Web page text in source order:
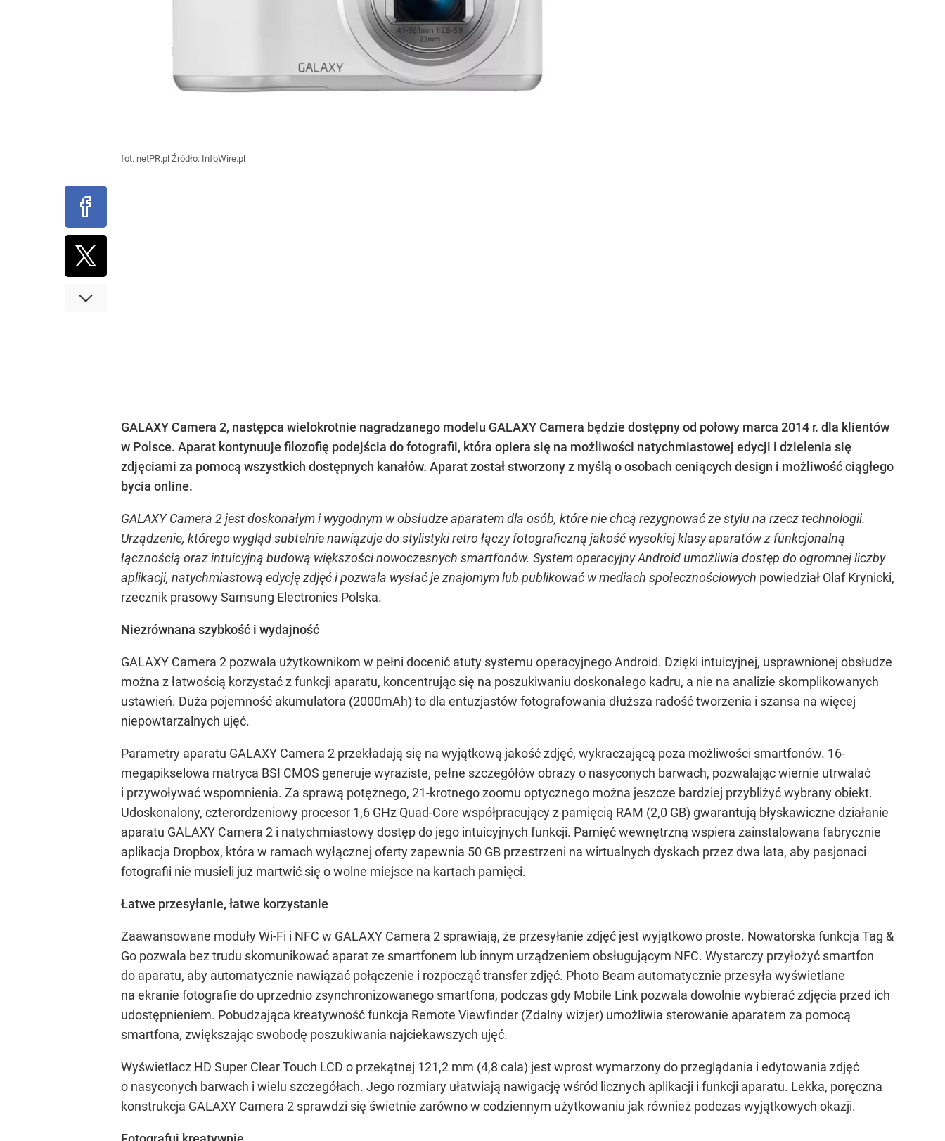
fot. netPR.pl Źródło: InfoWire.pl
GALAXY Camera 2, następca wielokrotnie nagradzanego modelu GALAXY Camera będzie dostępny od połowy marca 2014 r. dla klientów
w Polsce. Aparat kontynuuje filozofię podejścia do fotografii, która opiera się na możliwości natychmiastowej edycji i dzielenia się
zdjęciami za pomocą wszystkich dostępnych kanałów. Aparat został stworzony z myślą o osobach ceniących design i możliwość ciągłego
bycia online.
GALAXY Camera 2 jest doskonałym i wygodnym w obsłudze aparatem dla osób, które nie chcą rezygnować ze stylu na rzecz technologii.
Urządzenie, którego wygląd subtelnie nawiązuje do stylistyki retro łączy fotograficzną jakość wysokiej klasy aparatów z funkcjonalną
łącznością oraz intuicyjną budową większości nowoczesnych smartfonów. System operacyjny Android umożliwia dostęp do ogromnej liczby
aplikacji, natychmiastową edycję zdjęć i pozwala wysłać je znajomym lub publikować w mediach społecznościowych powiedział Olaf Krynicki,
rzecznik prasowy Samsung Electronics Polska.
Niezrównana szybkość i wydajność
GALAXY Camera 2 pozwala użytkownikom w pełni docenić atuty systemu operacyjnego Android. Dzięki intuicyjnej, usprawnionej obsłudze
można z łatwością korzystać z funkcji aparatu, koncentrując się na poszukiwaniu doskonałego kadru, a nie na analizie skomplikowanych
ustawień. Duża pojemność akumulatora (2000mAh) to dla entuzjastów fotografowania dłuższa radość tworzenia i szansa na więcej
niepowtarzalnych ujęć.
Parametry aparatu GALAXY Camera 2 przekładają się na wyjątkową jakość zdjęć, wykraczającą poza możliwości smartfonów. 16-
megapikselowa matryca BSI CMOS generuje wyraziste, pełne szczegółów obrazy o nasyconych barwach, pozwalając wiernie utrwalać
i przywoływać wspomnienia. Za sprawą potężnego, 21-krotnego zoomu optycznego można jeszcze bardziej przybliżyć wybrany obiekt.
Udoskonalony, czterordzeniowy procesor 1,6 GHz Quad-Core współpracujący z pamięcią RAM (2,0 GB) gwarantują błyskawiczne działanie
aparatu GALAXY Camera 2 i natychmiastowy dostęp do jego intuicyjnych funkcji. Pamięć wewnętrzną wspiera zainstalowana fabrycznie
aplikacja Dropbox, która w ramach wyłącznej oferty zapewnia 50 GB przestrzeni na wirtualnych dyskach przez dwa lata, aby pasjonaci
fotografii nie musieli już martwić się o wolne miejsce na kartach pamięci.
Łatwe przesyłanie, łatwe korzystanie
Zaawansowane moduły Wi-Fi i NFC w GALAXY Camera 2 sprawiają, że przesyłanie zdjęć jest wyjątkowo proste. Nowatorska funkcja Tag &
Go pozwala bez trudu skomunikować aparat ze smartfonem lub innym urządzeniem obsługującym NFC. Wystarczy przyłożyć smartfon
do aparatu, aby automatycznie nawiązać połączenie i rozpocząć transfer zdjęć. Photo Beam automatycznie przesyła wyświetlane
na ekranie fotografie do uprzednio zsynchronizowanego smartfona, podczas gdy Mobile Link pozwala dowolnie wybierać zdjęcia przed ich
udostępnieniem. Pobudzająca kreatywność funkcja Remote Viewfinder (Zdalny wizjer) umożliwia sterowanie aparatem za pomocą
smartfona, zwiększając swobodę poszukiwania najciekawszych ujęć.
Wyświetlacz HD Super Clear Touch LCD o przekątnej 121,2 mm (4,8 cala) jest wprost wymarzony do przeglądania i edytowania zdjęć
o nasyconych barwach i wielu szczegółach. Jego rozmiary ułatwiają nawigację wśród licznych aplikacji i funkcji aparatu. Lekka, poręczna
konstrukcja GALAXY Camera 2 sprawdzi się świetnie zarówno w codziennym użytkowaniu jak również podczas wyjątkowych okazji.